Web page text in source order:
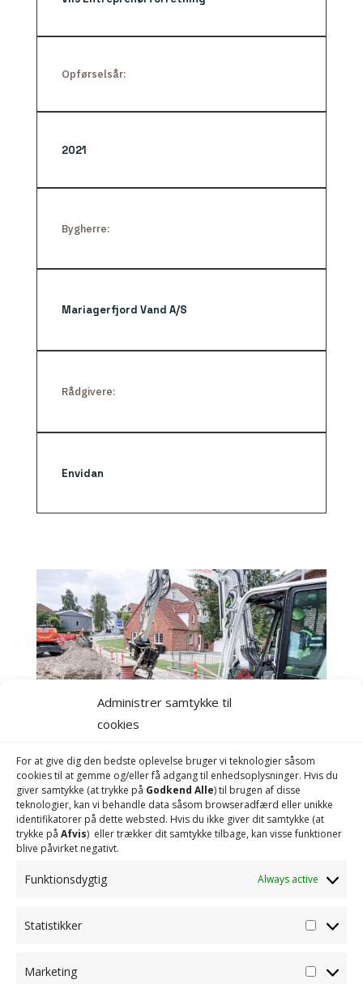
Administrer samtykke til
cookies
For at give dig den bedste oplevelse bruger vi teknologier såsom
cookies til at gemme og/eller få adgang til enhedsoplysninger. Hvis du
giver samtykke (at trykke på Godkend Alle) til brugen af ​​disse
teknologier, kan vi behandle data såsom browseradfærd eller unikke
identifikatorer på dette websted. Hvis du ikke giver dit samtykke (at
trykke på Afvis) eller trækker dit samtykke tilbage, kan visse funktioner
blive påvirket negativt.
Funktionsdygtig Always active
Statistikker
Marketing
Opførselsår:
2021
Bygherre:
Mariagerfjord Vand A/S
Rådgivere:
Envidan